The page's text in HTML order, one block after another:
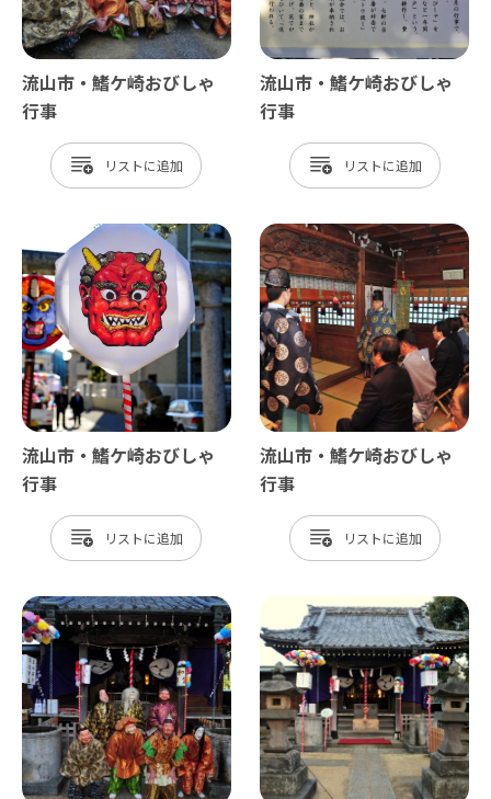
流山市・鰭ケ崎おびしゃ
行事
リスト
流山市・鰭ケ崎おびしゃ
行事
リスト
流山市・鰭ケ崎おびしゃ
行事
リスト
流山市・鰭ケ崎おびしゃ
行事
リスト